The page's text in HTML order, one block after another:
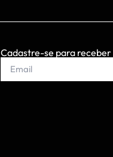
Cadastre-se para